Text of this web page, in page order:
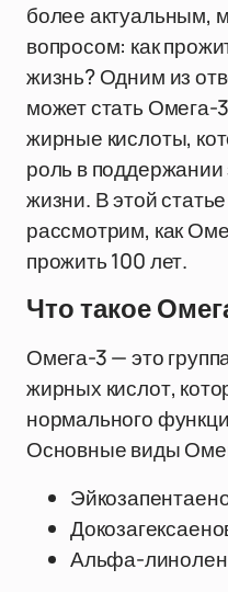
более актуальным,
вопросом: как
жизнь? Одним из
может стать
жирные кислоты,
роль в
жизни. В этой
рассмотрим, как
прожить 100 лет.
Что такое
Омега-3 — это
жирных кислот,
нормального
Основные виды
Альфа-